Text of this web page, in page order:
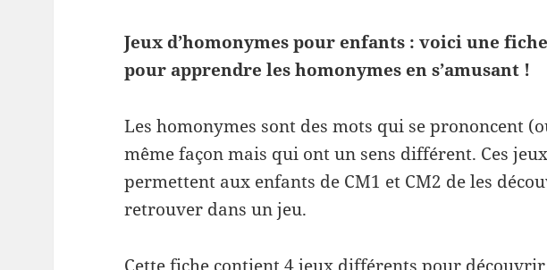
Jeux d’homonymes pour enfants : voici une
pour apprendre les homonymes en s’amusant !
Les homonymes sont des mots qui se prononcent
même façon mais qui ont un sens différent. Ces
permettent aux enfants de CM1 et CM2 de les
retrouver dans un jeu.